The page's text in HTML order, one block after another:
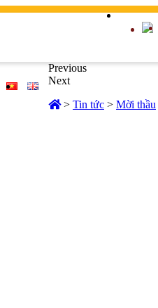
Previous
Next
> Tin tức > Mời thầu